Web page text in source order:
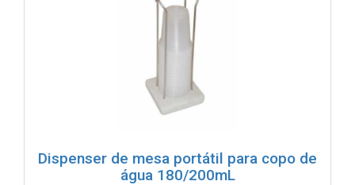
Dispenser de mesa portátil para copo de
água 180/200mL